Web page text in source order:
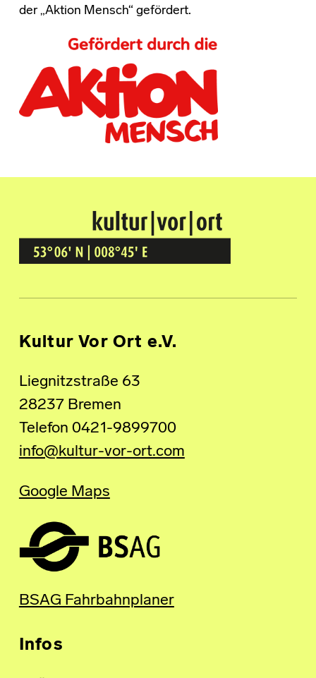
der „Aktion Mensch“ gefördert.
Kultur Vor Ort
BREMEN GRÖPELINGEN
Kultur Vor Ort e.V.
Liegnitzstraße 63
28237 Bremen
Telefon 0421-9899700
info@kultur-vor-ort.com
Google Maps
BSAG Fahrbahnplaner
Infos